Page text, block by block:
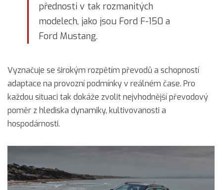
přednosti v tak rozmanitých
modelech, jako jsou Ford F-150 a
Ford Mustang.
Vyznačuje se širokým rozpětím převodů a schopností
adaptace na provozní podmínky v reálném čase. Pro
každou situaci tak dokáže zvolit nejvhodnější převodový
poměr z hlediska dynamiky, kultivovanosti a
hospodárnosti.